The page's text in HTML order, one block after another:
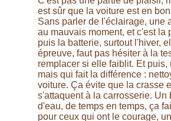
est sûr que la voiture est en
Sans parler de l'éclairage, une
au mauvais moment, et c'est la
puis la batterie, surtout l'hiver,
épreuve, faut pas hésiter à la
remplacer si elle faiblit. Et puis,
mais qui fait la différence :
voiture. Ça évite que la crasse
s'attaquent à la carrosserie. Un
d'eau, de temps en temps, ça
pour ceux qui ont le courage,